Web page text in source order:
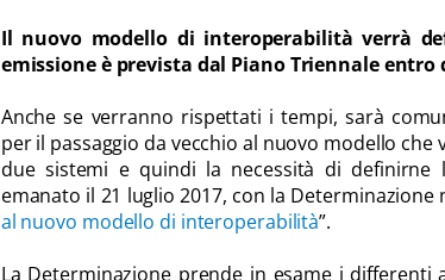
Il nuovo modello di interoperabilità verrà
emissione è prevista dal Piano Triennale entro
Anche se verranno rispettati i tempi, sarà
per il passaggio da vecchio al nuovo modello
due sistemi e quindi la necessità di definirne
emanato il 21 luglio 2017, con la Determinazione
al nuovo modello di interoperabilità”.
La Determinazione prende in esame i differenti